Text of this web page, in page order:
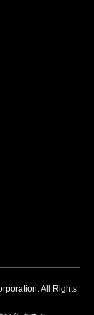
. All Rights